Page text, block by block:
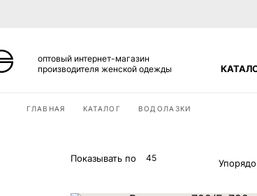
оптовый интернет-магазин
производителя женской одежды
Для действующих оптовых покупателей
ГЛАВНАЯ КАТАЛОГ ВОДОЛАЗКИ
Показывать по 45